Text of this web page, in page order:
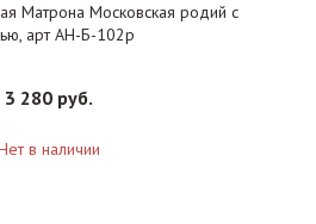
Матрона Московская родий с
арт АН-Б-102р
3 280 руб.
в наличии